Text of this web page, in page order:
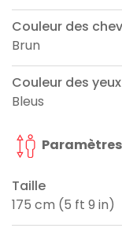
Couleur des
Brun
Couleur des yeux
Bleus
Taille
175 cm (5 ft 9 in)